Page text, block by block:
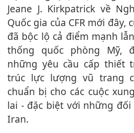
Jeane J. Kirkpatrick về
Quốc gia của CFR mới đây,
đã bộc lộ cả điểm mạnh
thống quốc phòng Mỹ,
những yêu cầu cấp thiết
trúc lực lượng vũ trang
chuẩn bị cho các cuộc
lai - đặc biệt với những
Iran.